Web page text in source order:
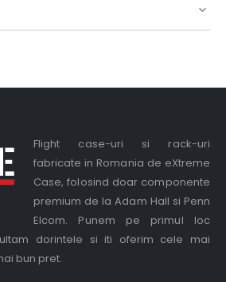
Flight case-uri si rack-uri
fabricate in Romania de eXtreme
Case, folosind doar componente
premium de la Adam Hall si Penn
Elcom. Punem pe primul loc
dorintele si iti oferim cele mai
bun pret.